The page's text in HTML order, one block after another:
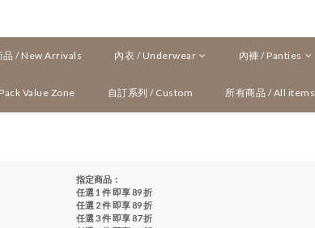
品 / New Arrivals 內衣 / Underwear 內褲 / Panties
Value Zone 自訂系列 / Custom 所有商品 / All items
指定商品：
任選 1 件 即享 89 折
任選 2 件 即享 89 折
任選 3 件 即享 87 折